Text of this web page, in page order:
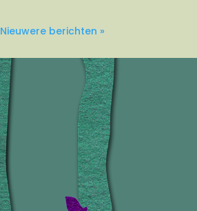
Nieuwere berichten »